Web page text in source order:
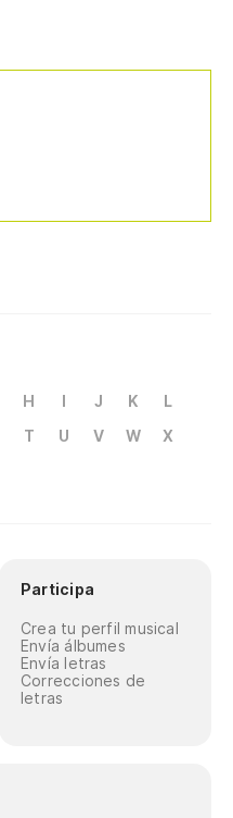
H I J K
L
T U V W
X
Participa
Crea tu perfil musical
Envía álbumes
Envía letras
Correcciones de
letras